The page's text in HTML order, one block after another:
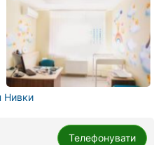
Нивки
Телефонувати